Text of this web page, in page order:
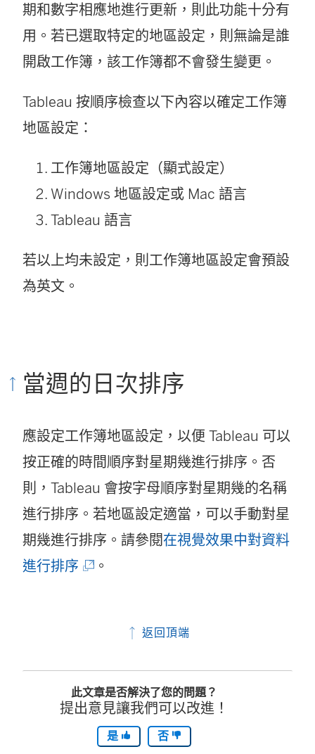
期和數字相應地進行更新，則此功能十分有
用。若已選取特定的地區設定，則無論是誰
開啟工作簿，該工作簿都不會發生變更。
Tableau 按順序檢查以下內容以確定工作簿
地區設定：
工作簿地區設定（顯式設定）
Windows 地區設定或 Mac 語言
Tableau 語言
若以上均未設定，則工作簿地區設定會預設
為英文。
當週的日次排序
應設定工作簿地區設定，以便 Tableau 可以
按正確的時間順序對星期幾進行排序。否
則，Tableau 會按字母順序對星期幾的名稱
進行排序。若地區設定適當，可以手動對星
期幾進行排序。請參閱在視覺效果中對資料
進行排序 (
新
視
。
返回頂端
此文章是否解決了您的問題？
提出意見讓我們可以改進！
是 否